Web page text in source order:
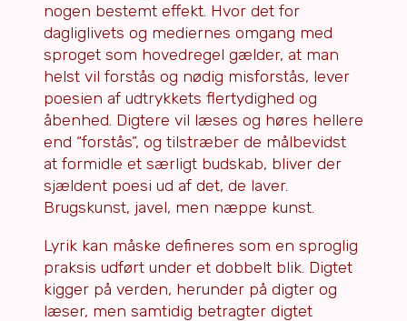
nogen bestemt effekt. Hvor det for
dagliglivets og mediernes omgang med
sproget som hovedregel gælder, at man
helst vil forstås og nødig misforstås, lever
poesien af udtrykkets flertydighed og
åbenhed. Digtere vil læses og høres hellere
end “forstås”, og tilstræber de målbevidst
at formidle et særligt budskab, bliver der
sjældent poesi ud af det, de laver.
Brugskunst, javel, men næppe kunst.
Lyrik kan måske defineres som en sproglig
praksis udført under et dobbelt blik. Digtet
kigger på verden, herunder på digter og
læser, men samtidig betragter digtet